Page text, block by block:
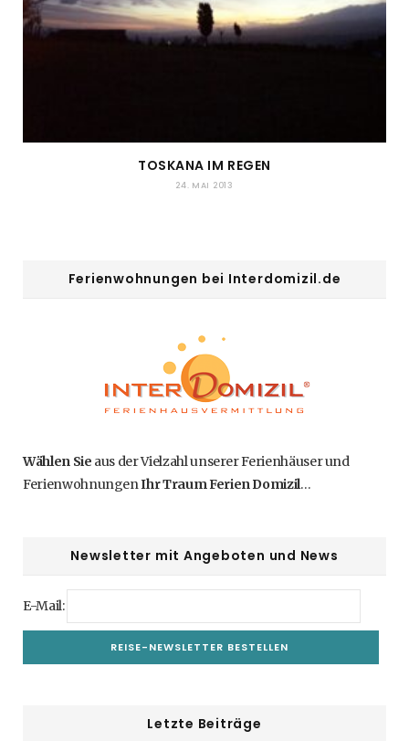
TOSKANA IM REGEN
24. MAI 2013
Ferienwohnungen bei Interdomizil.de
Wählen Sie aus der Vielzahl unserer Ferienhäuser und
FerienwohnungenIhr Traum Ferien Domizil…
Newsletter mit Angeboten und News
E-Mail:
Letzte Beiträge